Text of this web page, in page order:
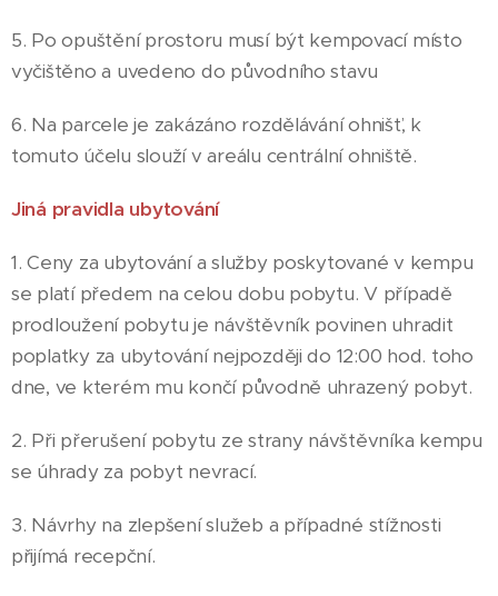
5. Po opuštění prostoru musí být kempovací místo
vyčištěno a uvedeno do původního stavu
6. Na parcele je zakázáno rozdělávání ohnišť, k
tomuto účelu slouží v areálu centrální ohniště.
Jiná pravidla ubytování
1. Ceny za ubytování a služby poskytované v kempu
se platí předem na celou dobu pobytu. V případě
prodloužení pobytu je návštěvník povinen uhradit
poplatky za ubytování nejpozději do 12:00 hod. toho
dne, ve kterém mu končí původně uhrazený pobyt.
2. Při přerušení pobytu ze strany návštěvníka kempu
se úhrady za pobyt nevrací.
3. Návrhy na zlepšení služeb a případné stížnosti
přijímá recepční.